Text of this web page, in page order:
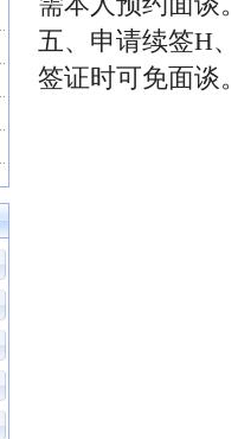
五、申请续签H
签证时可免面谈